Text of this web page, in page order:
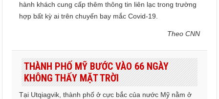
hành khách cung cấp thêm thông tin liên lạc trong trường
hợp bất kỳ ai trên chuyến bay mắc Covid-19.
Theo CNN
THÀNH PHỐ MỸ BƯỚC VÀO 66 NGÀY
KHÔNG THẤY MẶT TRỜI
Tại Utqiagvik, thành phố ở cực bắc của nước Mỹ nằm ở